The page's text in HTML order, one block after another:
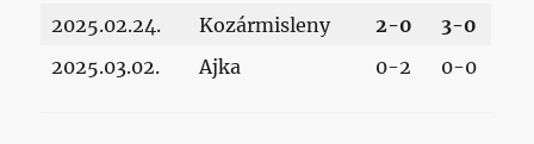
2025.02.24.
Kozármisleny 2-0
3-0
2025.03.02.
Ajka 0-2 0-0